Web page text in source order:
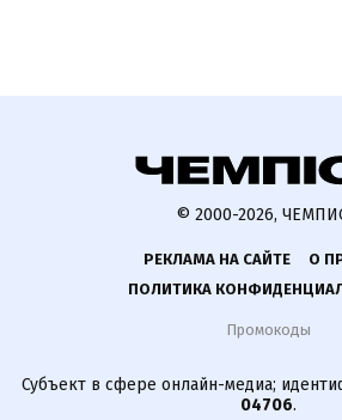
© 2000-2026,
РЕКЛАМА НА САЙТЕ
О
ПОЛИТИКА
Промокоды
Субъект в сфере онлайн-медиа;
04706.